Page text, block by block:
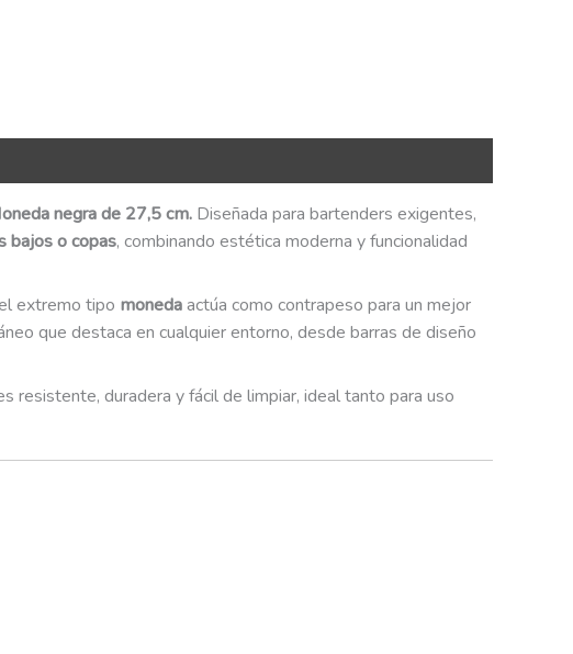
negra de 27,5 cm. Diseñada para bartenders exigentes,
bajos o copas, combinando estética moderna y funcionalidad
extremo tipo monedaactúa como contrapeso para un mejor
que destaca en cualquier entorno, desde barras de diseño
resistente, duradera y fácil de limpiar, ideal tanto para uso